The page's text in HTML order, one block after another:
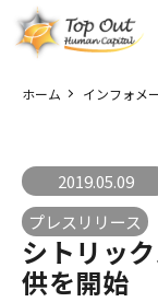
ホーム インフォメ
2019.05.09
プレスリリース
シトリッ
供を開始